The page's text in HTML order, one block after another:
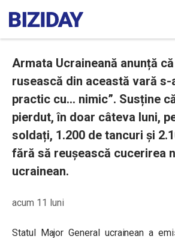
Armata Ucraineană anunță
rusească din această vară s-
practic cu… nimic”. Susține
pierdut, în doar câteva luni,
soldați, 1.200 de tancuri și
fără să reușească cucerirea
ucrainean.
acum 11 luni
Statul Major General ucrainean a